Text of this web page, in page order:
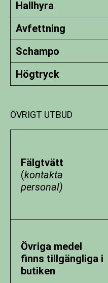
Hallhyra
Avfettning
Schampo
Högtryck
ÖVRIGT UTBUD
Fälgtvätt
(kontakta
personal)
Övriga medel
finns tillgängliga i
butiken